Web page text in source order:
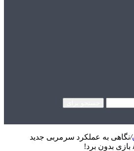
/نگاهی به عملکرد سرمربی جدید